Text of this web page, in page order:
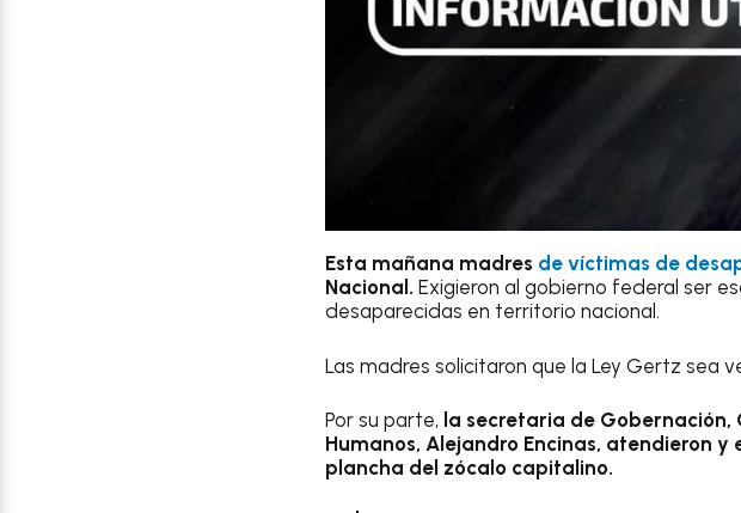
Esta mañana madres de víctimas de
Nacional. Exigieron al gobierno federal ser
desaparecidas en territorio nacional.
Las madres solicitaron que la Ley Gertz sea
Por su parte, la secretaria de Gobernación,
Humanos, Alejandro Encinas, atendieron
plancha del zócalo capitalino.